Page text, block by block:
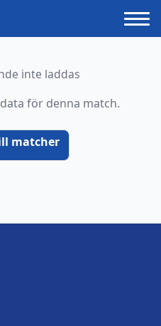
inte laddas
för denna match.
matcher